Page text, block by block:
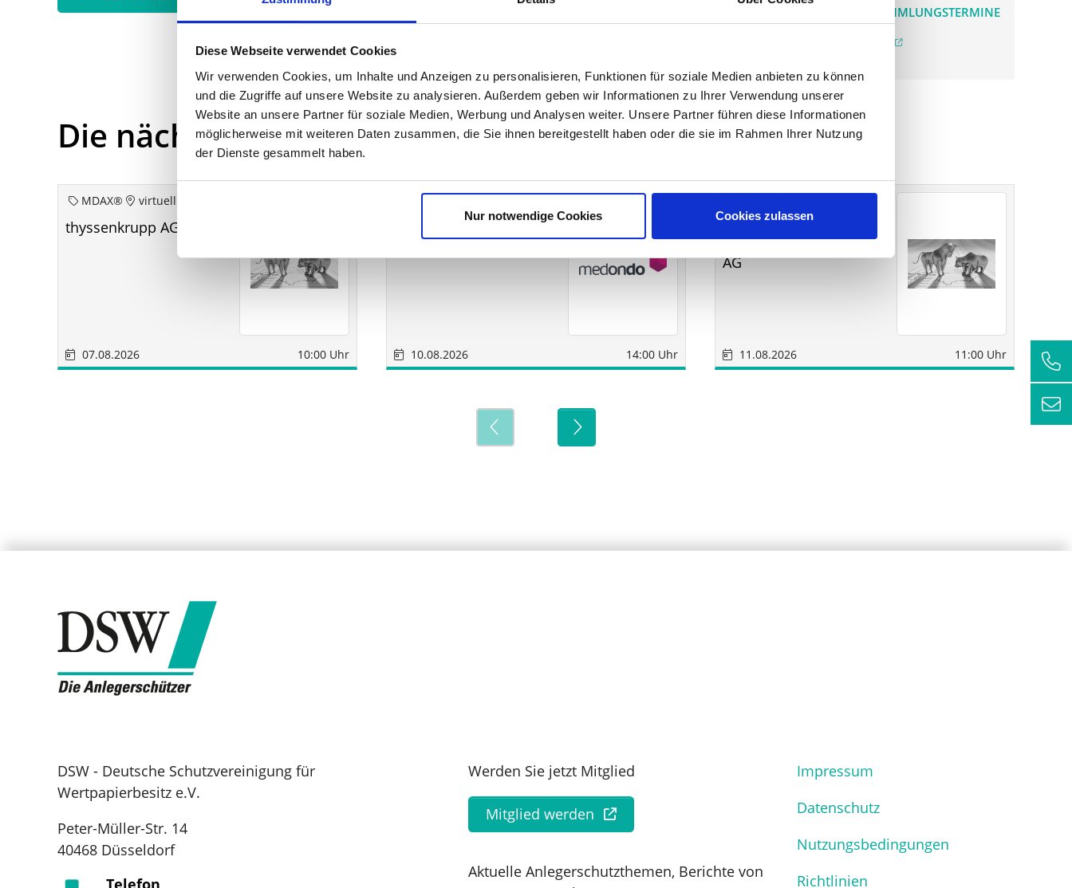
Diese Webseite verwendet Cookies
Wir verwenden Cookies, um Inhalte und Anzeigen zu personalisieren, Funktionen für soziale Medien anbieten zu können
und die Zugriffe auf unsere Website zu analysieren. Außerdem geben wir Informationen zu Ihrer Verwendung unserer
Website an unsere Partner für soziale Medien, Werbung und Analysen weiter. Unsere Partner führen diese Informationen
möglicherweise mit weiteren Daten zusammen, die Sie ihnen bereitgestellt haben oder die sie im Rahmen Ihrer Nutzung
der Dienste gesammelt haben.
Nur notwendige Cookies Cookies zulassen
VERGANGENE HAUPTVERSAMMLUNGSTERMINE
Die nächsten Termine
MDAX® virtuell
thyssenkrupp AG aoHV
07.08.2026 10:00 Uhr
Sonstige
10.08.2026 14:00 Uhr
Wirtschaftsberatungs
AG
11.08.2026 11:00 Uhr
DSW - Deutsche Schutzvereinigung für
Wertpapierbesitz e.V.
Peter-Müller-Str. 14
40468 Düsseldorf
Telefon
Werden Sie jetzt Mitglied
Mitglied werden
Aktuelle Anlegerschutzthemen, Berichte von
Impressum
Datenschutz
Nutzungsbedingungen
Richtlinien